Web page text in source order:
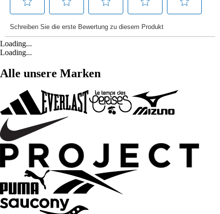
Loading...
Loading...
Alle unsere Marken